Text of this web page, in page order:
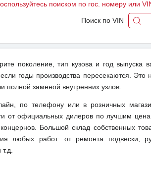
поиском по гос. номеру или
Поиск по VIN
поколение, тип кузова и год выпуска
годы производства пересекаются. Это
полной заменой внутренних узлов.
по телефону или в розничных
от официальных дилеров по лучшим
Большой склад собственных
любых работ: от ремонта подвески,